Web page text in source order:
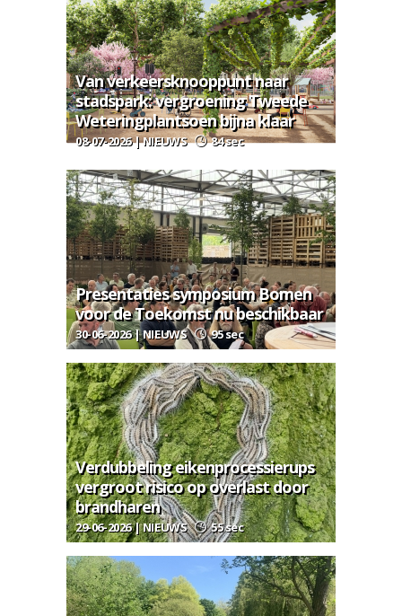
Van verkeersknooppunt naar
stadspark: vergroening Tweede
Weteringplantsoen bijna klaar
08-07-2026 | NIEUWS 84 sec
Presentaties symposium Bomen
voor de Toekomst nu beschikbaar
30-06-2026 | NIEUWS 95 sec
Verdubbeling eikenprocessierups
vergroot risico op overlast door
brandharen
29-06-2026 | NIEUWS 55 sec